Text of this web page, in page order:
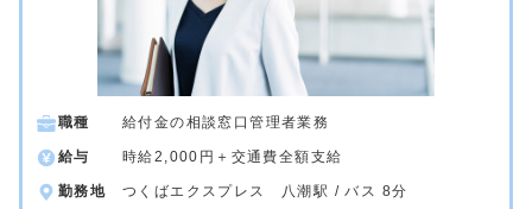
職種 給付金の相談窓口管理者業務
給与 時給2,000円＋交通費全額支給
勤務地 つくばエクスプレス 八潮駅 / バス 8分